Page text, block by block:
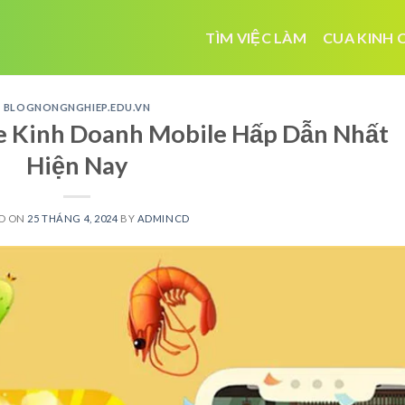
TÌM VIỆC LÀM CUA KINH
BLOGNONGNGHIEP.EDU.VN
Kinh Doanh Mobile Hấp Dẫn Nhất
Hiện Nay
ON 25 THÁNG 4, 2024 BY ADMINCD